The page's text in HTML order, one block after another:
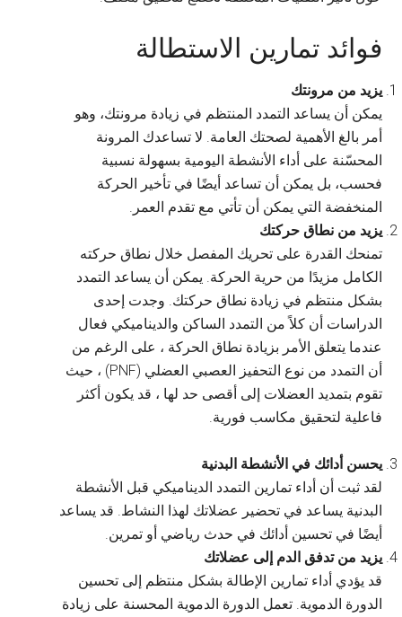
فوائد تمارين الاستطالة
يزيد من مرونتك
يمكن أن يساعد التمدد المنتظم في زيادة مرونتك، وهو
أمر بالغ الأهمية لصحتك العامة. لا تساعدك المرونة
المحسّنة على أداء الأنشطة اليومية بسهولة نسبية
فحسب، بل يمكن أن تساعد أيضًا في تأخير الحركة
المنخفضة التي يمكن أن تأتي مع تقدم العمر.
يزيد من نطاق حركتك
تمنحك القدرة على تحريك المفصل خلال نطاق حركته
الكامل مزيدًا من حرية الحركة. يمكن أن يساعد التمدد
بشكل منتظم في زيادة نطاق حركتك. وجدت إحدى
الدراسات أن كلاً من التمدد الساكن والديناميكي فعال
عندما يتعلق الأمر بزيادة نطاق الحركة ، على الرغم من
أن التمدد من نوع التحفيز العصبي العضلي (PNF) ، حيث
تقوم بتمديد العضلات إلى أقصى حد لها ، قد يكون أكثر
فاعلية لتحقيق مكاسب فورية.
يحسن أدائك في الأنشطة البدنية
لقد ثبت أن أداء تمارين التمدد الديناميكي قبل الأنشطة
البدنية يساعد في تحضير عضلاتك لهذا النشاط. قد يساعد
أيضًا في تحسين أدائك في حدث رياضي أو تمرين.
يزيد من تدفق الدم إلى عضلاتك
قد يؤدي أداء تمارين الإطالة بشكل منتظم إلى تحسين
الدورة الدموية. تعمل الدورة الدموية المحسنة على زيادة